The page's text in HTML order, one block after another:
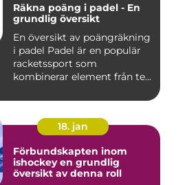
Räkna poäng i padel - En
grundlig översikt
En översikt av poängräkning
i padel Padel är en populär
racketssport som
kombinerar element från te...
18. jan
Förbundskapten inom
ishockey en grundlig
översikt av denna roll